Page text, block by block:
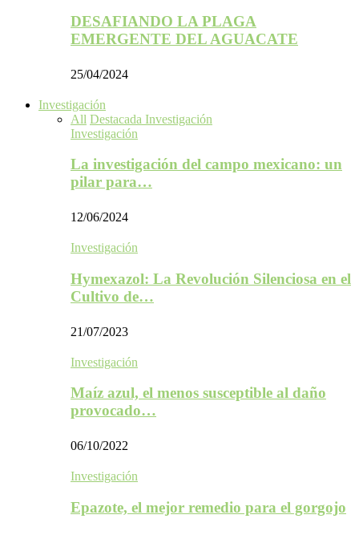
DESAFIANDO LA PLAGA
EMERGENTE DEL AGUACATE
25/04/2024
Investigación
All Destacada Investigación
Investigación
La investigación del campo mexicano: un
pilar para…
12/06/2024
Investigación
Hymexazol: La Revolución Silenciosa en el
Cultivo de…
21/07/2023
Investigación
Maíz azul, el menos susceptible al daño
provocado…
06/10/2022
Investigación
Epazote, el mejor remedio para el gorgojo